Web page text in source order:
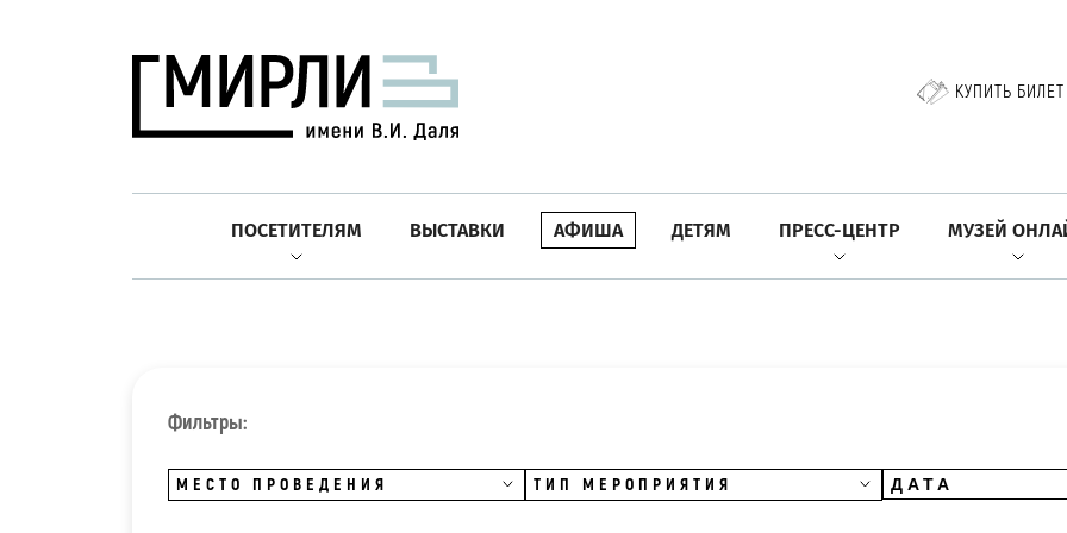
КУПИТЬ БИЛЕТ
ПОСЕТИТЕЛЯМ ВЫСТАВКИ АФИША ДЕТЯМ ПРЕСС-ЦЕНТР МУЗЕЙ
Фильтры:
МЕСТО ПРОВЕДЕНИЯ ТИП МЕРОПРИЯТИЯ